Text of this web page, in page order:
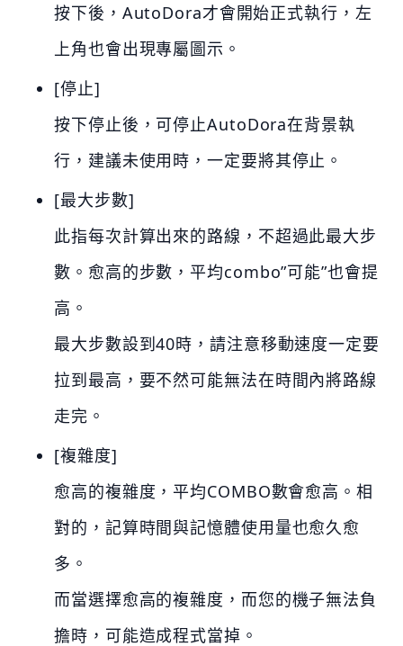
按下後，AutoDora才會開始正式執行，左
上角也會出現專屬圖示。
[停止]
按下停止後，可停止AutoDora在背景執
行，建議未使用時，一定要將其停止。
[最大步數]
此指每次計算出來的路線，不超過此最大步
數。愈高的步數，平均combo”可能”也會提
高。
最大步數設到40時，請注意移動速度一定要
拉到最高，要不然可能無法在時間內將路線
走完。
[複雜度]
愈高的複雜度，平均COMBO數會愈高。相
對的，記算時間與記憶體使用量也愈久愈
多。
而當選擇愈高的複雜度，而您的機子無法負
擔時，可能造成程式當掉。